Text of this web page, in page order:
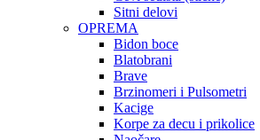
Sitni delovi
OPREMA
Bidon boce
Blatobrani
Brave
Brzinomeri i Pulsometri
Kacige
Korpe za decu i prikolice